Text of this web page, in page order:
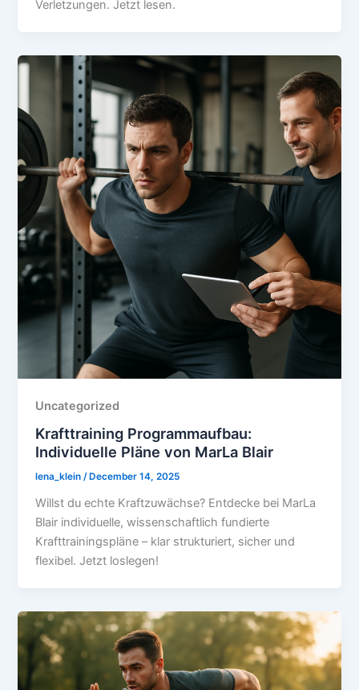
Verletzungen. Jetzt lesen.
Uncategorized
Krafttraining Programmaufbau:
Individuelle Pläne von MarLa Blair
lena_klein/ December 14, 2025
Willst du echte Kraftzuwächse? Entdecke bei MarLa
Blair individuelle, wissenschaftlich fundierte
Krafttrainingspläne – klar strukturiert, sicher und
flexibel. Jetzt loslegen!